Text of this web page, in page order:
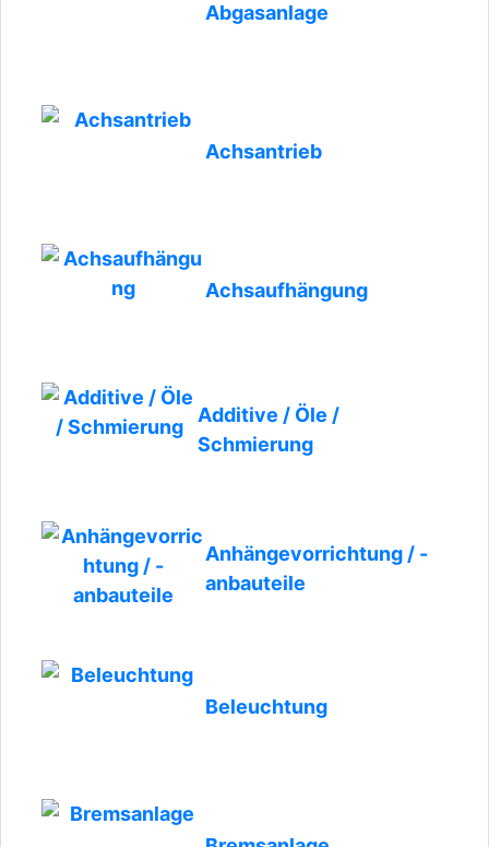
Abgasanlage
Achsantrieb
Achsaufhängung
Additive / Öle /
Schmierung
Anhängevorrichtung / -
anbauteile
Beleuchtung